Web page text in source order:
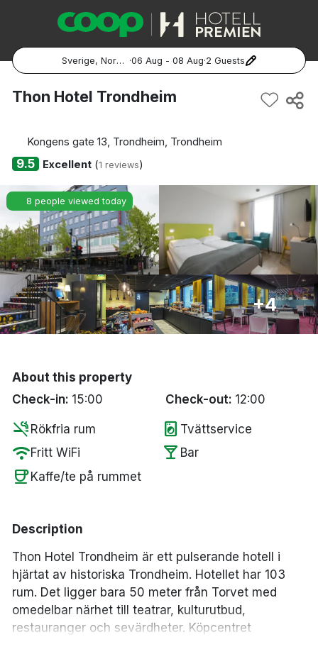
Sverige, Norge, Danmark ·06 Aug - 08 Aug·2 Guests
Popular Destinations:
Göteborg
Malmö
Hela Norge
Oslo
Bergen
Thon Hotel Trondheim
Kongens gate 13, Trondheim, Trondheim
9.5 Excellent(1 reviews)
8 people viewed today
+4
About this property
Check-in: 15:00 Check-out: 12:00
smoke_free Rökfria rum local_laundry_service Tvättservice
wifiFritt WiFi local_bar Bar
coffeeKaffe/te på rummet
Description
Thon Hotel Trondheim är ett pulserande hotell i
hjärtat av historiska Trondheim. Hotellet har 103
rum. Det ligger bara 50 meter från Torvet med
omedelbar närhet till teatrar, kulturutbud,
restauranger och sevärdheter. Köpcentret